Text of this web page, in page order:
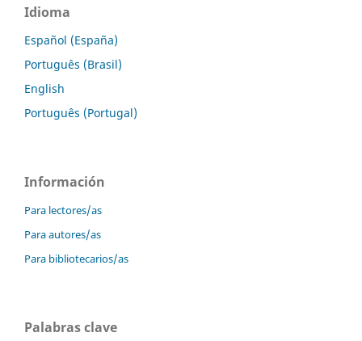
Idioma
Español (España)
Português (Brasil)
English
Português (Portugal)
Información
Para lectores/as
Para autores/as
Para bibliotecarios/as
Palabras clave